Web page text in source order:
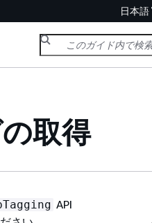
日本語
取得
API